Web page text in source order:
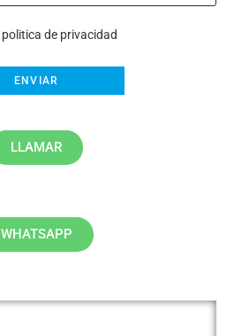
politica de privacidad
LLAMAR
WHATSAPP